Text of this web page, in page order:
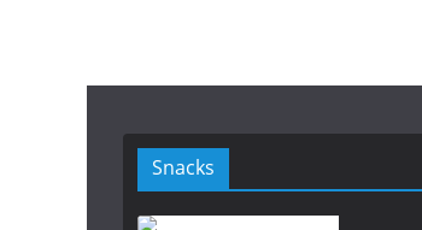
Snacks